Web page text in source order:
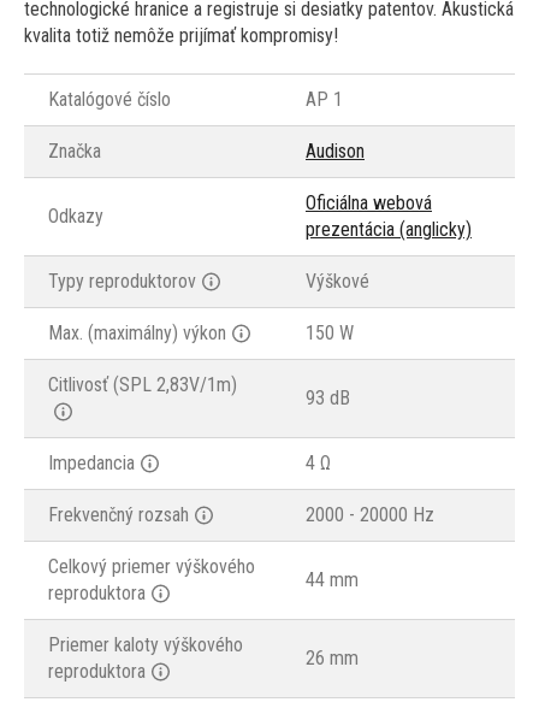
technologické hranice a registruje si desiatky patentov. Akustická
kvalita totiž nemôže prijímať kompromisy!
Katalógové číslo AP 1
Značka Audison
Odkazy
Oficiálna webová
prezentácia (anglicky)
Typy reproduktorov Výškové
Max. (maximálny) výkon 150 W
Citlivosť (SPL 2,83V/1m)
93 dB
Impedancia 4 Ω
Frekvenčný rozsah 2000 - 20000 Hz
Celkový priemer výškového
reproduktora
44 mm
Priemer kaloty výškového
reproduktora
26 mm